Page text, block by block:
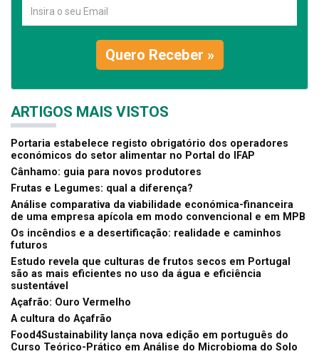
Quero Receber »
ARTIGOS MAIS VISTOS
Portaria estabelece registo obrigatório dos operadores
económicos do setor alimentar no Portal do IFAP
Cânhamo: guia para novos produtores
Frutas e Legumes: qual a diferença?
Análise comparativa da viabilidade económica-financeira
de uma empresa apícola em modo convencional e em MPB
Os incêndios e a desertificação: realidade e caminhos
futuros
Estudo revela que culturas de frutos secos em Portugal
são as mais eficientes no uso da água e eficiência
sustentável
Açafrão: Ouro Vermelho
A cultura do Açafrão
Food4Sustainability lança nova edição em português do
Curso Teórico-Prático em Análise do Microbioma do Solo